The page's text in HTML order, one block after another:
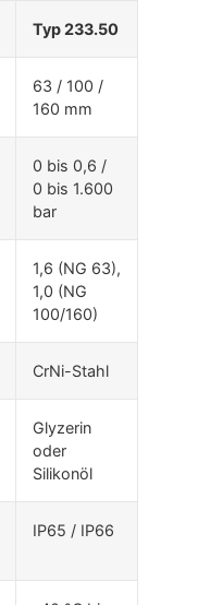
Typ 233.50
63 / 100 /
160 mm
0 bis 0,6 /
0 bis 1.600
bar
1,6 (NG 63),
1,0 (NG
100/160)
CrNi-Stahl
Glyzerin
oder
Silikonöl
IP65 / IP66